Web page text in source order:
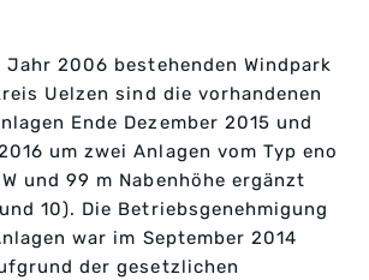
Jahr 2006 bestehenden Windpark
Uelzen sind die vorhandenen
Ende Dezember 2015 und
um zwei Anlagen vom Typ eno
und 99 m Nabenhöhe ergänzt
10). Die Betriebsgenehmigung
war im September 2014
der gesetzlichen